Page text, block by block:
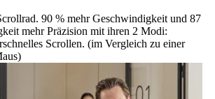
90 % mehr Geschwindigkeit und 87
mehr Präzision mit ihren 2 Modi:
Scrollen. (im Vergleich zu einer